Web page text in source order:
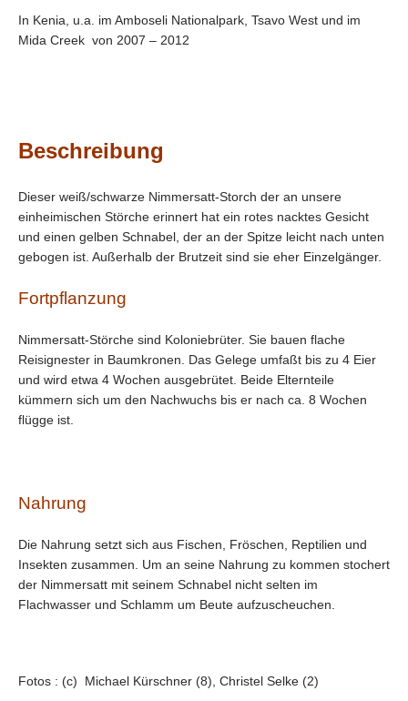
In Kenia, u.a. im Amboseli Nationalpark, Tsavo West und im
Mida Creek von 2007 – 2012
Beschreibung
Dieser weiß/schwarze Nimmersatt-Storch der an unsere
einheimischen Störche erinnert hat ein rotes nacktes Gesicht
und einen gelben Schnabel, der an der Spitze leicht nach unten
gebogen ist. Außerhalb der Brutzeit sind sie eher Einzelgänger.
Fortpflanzung
Nimmersatt-Störche sind Koloniebrüter. Sie bauen flache
Reisignester in Baumkronen. Das Gelege umfaßt bis zu 4 Eier
und wird etwa 4 Wochen ausgebrütet. Beide Elternteile
kümmern sich um den Nachwuchs bis er nach ca. 8 Wochen
flügge ist.
Nahrung
Die Nahrung setzt sich aus Fischen, Fröschen, Reptilien und
Insekten zusammen. Um an seine Nahrung zu kommen stochert
der Nimmersatt mit seinem Schnabel nicht selten im
Flachwasser und Schlamm um Beute aufzuscheuchen.
Fotos : (c) Michael Kürschner (8), Christel Selke (2)